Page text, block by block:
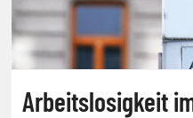
Arbeitslosigkeit